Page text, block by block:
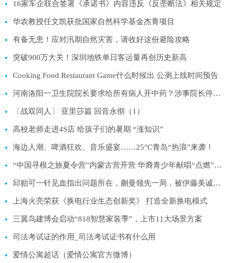
16家车企联合签署《承诺书》内容违反《反垄断法》相关规定
华农教授任文凯获批国家自然科学基金杰青项目
有备无患！应对汛期自然灾害，请收好这份避险攻略
突破900万大关！深圳地铁单日客运量再创历史新高
Cooking Food Restaurant Game什么时候出 公测上线时间预告
河南洛阳一卫生院院长要求给所有病人开中药？涉事院长停职接受调查
〔战双同人〕 亚里莎篇 回音永彻（1）
高校老师走进4S店 给孩子们的暑期 “涨知识”
海边人潮、啤酒狂欢、音乐盛宴……25°C青岛“热浪”来袭！
“中国寻根之旅夏令营”内蒙古营开营 华裔青少年献唱“点燃”全场
邱贻可一针见血指出问题所在，蒯曼领先一局，被伊藤美诚逆转
上海火亮荣获《换电行业生态创新奖》 打造全新换电模式
三翼鸟建博会启动“818智慧家装季”，上市11大场景方案
司法考试证的作用_司法考试证书有什么用
爱情公寓超话（爱情公寓官方微博）